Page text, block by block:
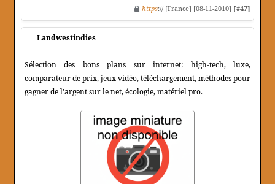
https:// [France] [08-11-2010] [#47]
Landwestindies
Sélection des bons plans sur internet: high-tech, luxe,
comparateur de prix, jeux vidéo, téléchargement, méthodes pour
gagner de l'argent sur le net, écologie, matériel pro.